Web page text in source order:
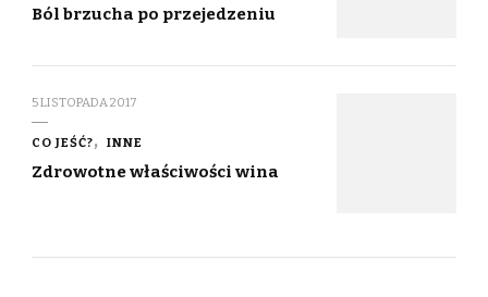
Ból brzucha po przejedzeniu
5 LISTOPADA 2017
CO JEŚĆ? INNE
Zdrowotne właściwości wina